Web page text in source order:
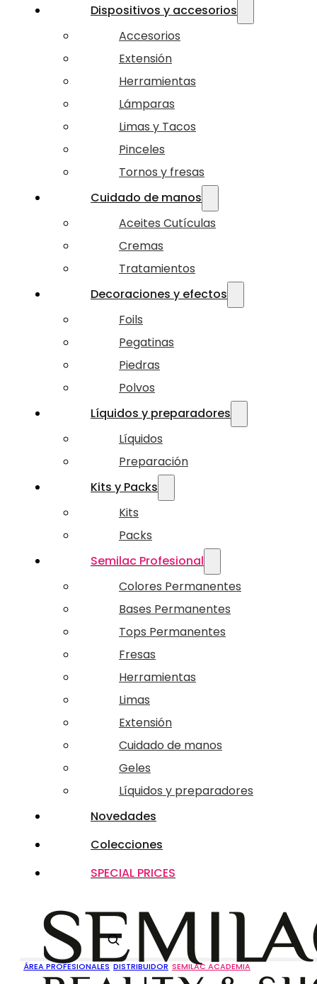
Dispositivos y accesorios
Accesorios
Extensión
Herramientas
Lámparas
Limas y Tacos
Pinceles
Tornos y fresas
Cuidado de manos
Aceites Cutículas
Cremas
Tratamientos
Decoraciones y efectos
Foils
Pegatinas
Piedras
Polvos
Líquidos y preparadores
Líquidos
Preparación
Kits y Packs
Kits
Packs
Semilac Profesional
Colores Permanentes
Bases Permanentes
Tops Permanentes
Fresas
Herramientas
Limas
Extensión
Cuidado de manos
Geles
Líquidos y preparadores
Novedades
Colecciones
SPECIAL PRICES
ÁREA PROFESIONALES DISTRIBUIDOR SEMILAC ACADEMIA